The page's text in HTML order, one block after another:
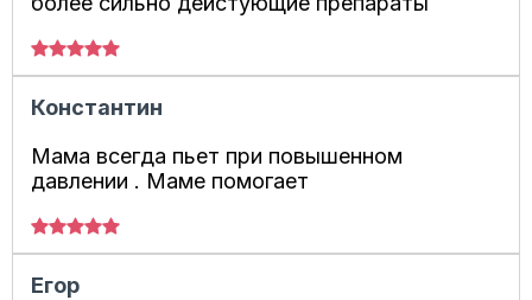
Константин
Мама всегда пьет при повышенном
давлении . Маме помогает
Егор